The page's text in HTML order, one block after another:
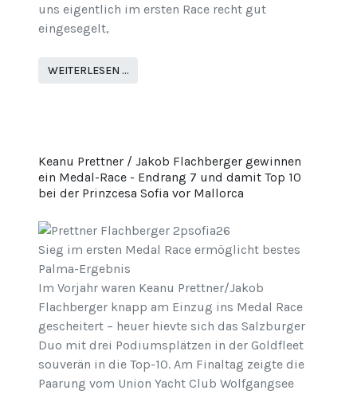
uns eigentlich im ersten Race recht gut
eingesegelt,
WEITERLESEN …
Keanu Prettner / Jakob Flachberger gewinnen
ein Medal-Race - Endrang 7 und damit Top 10
bei der Prinzcesa Sofia vor Mallorca
Sieg im ersten Medal Race ermöglicht bestes
Palma-Ergebnis
Im Vorjahr waren Keanu Prettner/Jakob
Flachberger knapp am Einzug ins Medal Race
gescheitert – heuer hievte sich das Salzburger
Duo mit drei Podiumsplätzen in der Goldfleet
souverän in die Top-10. Am Finaltag zeigte die
Paarung vom Union Yacht Club Wolfgangsee